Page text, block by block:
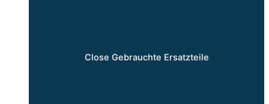
Close Gebrauchte Ersatzteile